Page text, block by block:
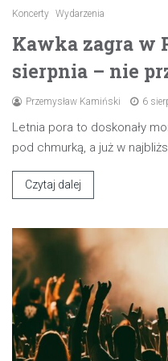
Koncerty Wydarzenia
Kawka zagra w
sierpnia – nie
Przemysław Kamiński 6
Letnia pora to doskonały
pod chmurką, a już w
Czytaj dalej